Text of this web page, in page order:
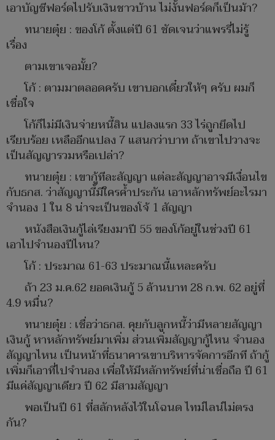
เอาบัญชีฟอร์ดไปรับเงินชาวบ้าน ไม่งั้นฟอร์ดก็เป็นม้า?
ทนายตุ๋ย : ของโก้ ตั้งแต่ปี 61 ชัดเจนว่าแพรรี่ไม่รู้
เรื่อง
ตามเขาเจอมั้ย?
โก้ : ตามมาตลอดครับ เขาบอกเดี๋ยวให้ๆ ครับ ผมก็
เชื่อใจ
โก้ก็ไม่มีเงินจ่ายหนี้สิน แปลงแรก 33 ไร่ถูกยึดไป
เรียบร้อย เหลืออีกแปลง 7 แสนกว่าบาท ถ้าเขาไปวางจะ
เป็นสัญญารวมหรือเปล่า?
ทนายตุ๋ย : เขากู้ทีละสัญญา แต่ละสัญญาอาจมีเงื่อนไข
กับธกส. ว่าสัญญานี้มีใครค้ำประกัน เอาหลักทรัพย์อะไรมา
จำนอง 1 ใน 8 น่าจะเป็นของโจ้ 1 สัญญา
หนังสือเงินกู้ไล่เรียงมาปี 55 ของโก้อยู่ในช่วงปี 61
เอาไปจำนองปีไหน?
โก้ : ประมาณ 61-63 ประมาณนี้แหละครับ
ถ้า 23 ม.ค.62 ยอดเงินกู้ 5 ล้านบาท 28 ก.พ. 62 อยู่ที่
4.9 หมื่น?
ทนายตุ๋ย : เชื่อว่าธกส. คุยกับลูกหนี้ว่ามีหลายสัญญา
เงินกู้ หาหลักทรัพย์มาเพิ่ม ส่วนเพิ่มสัญญากู้ไหน จำนอง
สัญญาไหน เป็นหน้าที่ธนาคารเขาบริหารจัดการอีกที ถ้ากู้
เพิ่มก็เอาที่ไปจำนอง เพื่อให้มีหลักทรัพย์ที่น่าเชื่อถือ ปี 61
มีแค่สัญญาเดียว ปี 62 มีสามสัญญา
พอเป็นปี 61 ที่สลักหลังไว้ในโฉนด ไทม์ไลน์ไม่ตรง
กัน?